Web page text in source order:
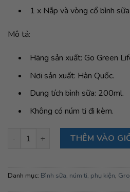
1 x Nắp và vòng cổ bình
Mô tả:
Hãng sản xuất: Go Green
Nơi sản xuất: Hàn Quốc.
Dung tích bình sữa: 200ml.
Không có núm ti đi kèm.
Bình sữa Grosmimi PPSU 200ml
THÊM VÀO
Danh mục: Bình sữa, núm ti, phụ kiện,